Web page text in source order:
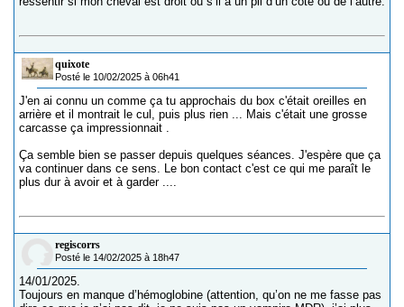
quixote
Posté le 10/02/2025 à 06h41
J'en ai connu un comme ça tu approchais du box c'était oreilles en
arrière et il montrait le cul, puis plus rien ... Mais c'était une grosse
carcasse ça impressionnait .
Ça semble bien se passer depuis quelques séances. J'espère que ça
va continuer dans ce sens. Le bon contact c'est ce qui me paraît le
plus dur à avoir et à garder ....
regiscorrs
Posté le 14/02/2025 à 18h47
14/01/2025.
Toujours en manque d’hémoglobine (attention, qu’on ne me fasse pas